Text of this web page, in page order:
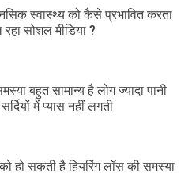
स्वास्थ्य को कैसे प्रभावित करता
सोशल मीडिया ?
बहुत सामान्य है लोग ज्यादा पानी
में प्यास नहीं लगती
हो सकती है हियरिंग लॉस की समस्या